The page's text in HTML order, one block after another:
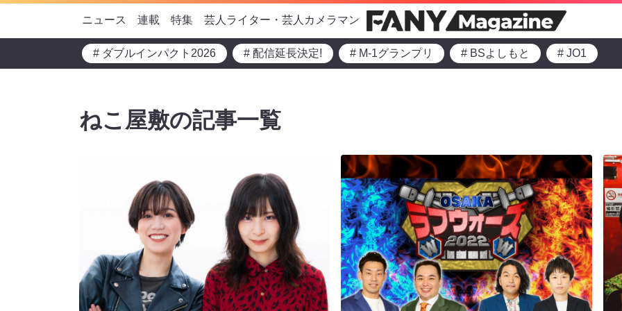
ニュース 連載 特集 芸人ライター・芸人カメラマン
# ダブルインパクト2026 # 配信延長決定! # M-1グランプリ # BSよしもと # JO1
ねこ屋敷の記事一覧